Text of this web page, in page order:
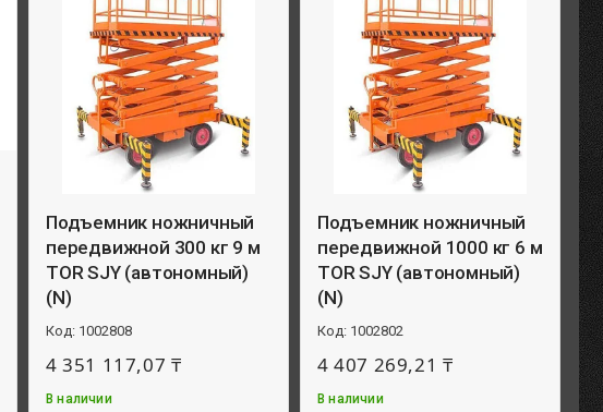
Подъемник ножничный
передвижной 300 кг 9 м
TOR SJY (автономный)
(N)
1002808
4 351 117,07 ₸
В наличии
Подъемник ножничный
передвижной 1000 кг 6 м
TOR SJY (автономный)
(N)
1002802
4 407 269,21 ₸
В наличии